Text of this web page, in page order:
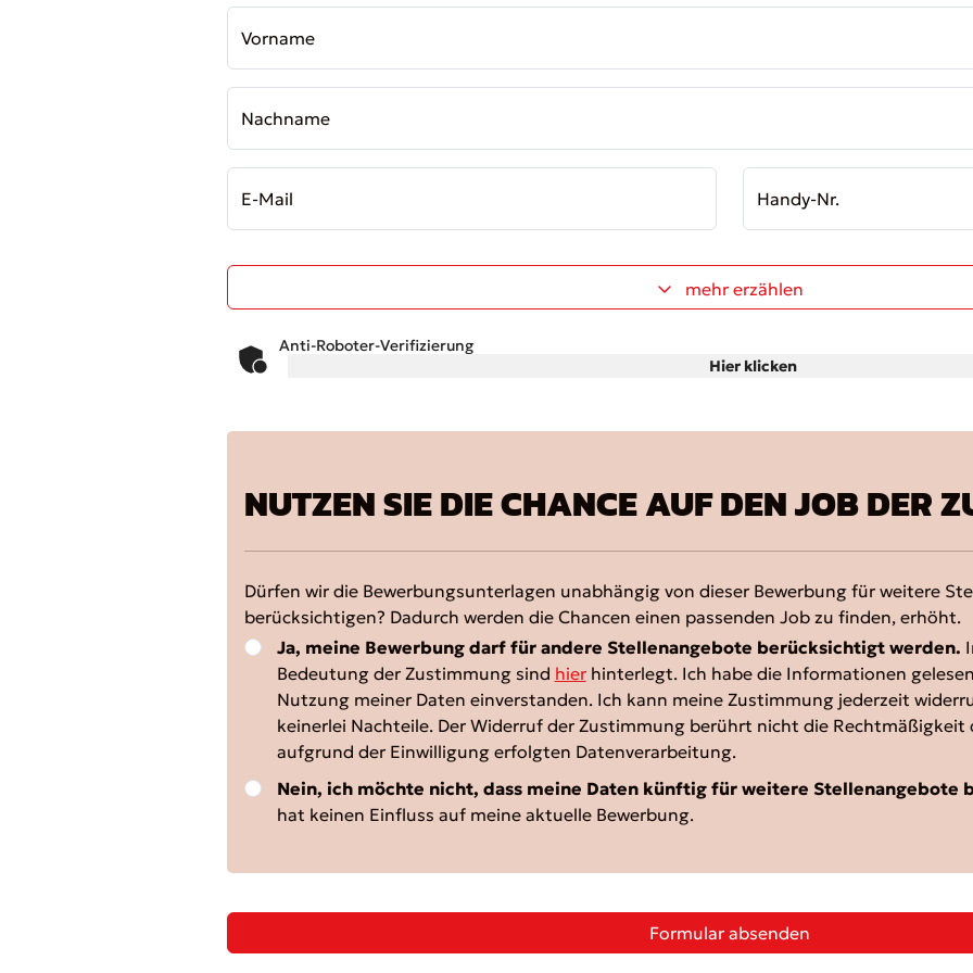
Vorname
Nachname
E-Mail Handy-Nr.
mehr erzählen
Anti-Roboter-Verifizierung
Hier klicken
NUTZEN SIE DIE CHANCE AUF DEN JOB DER
Dürfen wir die Bewerbungsunterlagen unabhängig von dieser Bewerbung für weitere
berücksichtigen? Dadurch werden die Chancen einen passenden Job zu finden, erhöht.
Ja, meine Bewerbung darf für andere Stellenangebote berücksichtigt werden.
Bedeutung der Zustimmung sind hierhinterlegt. Ich habe die Informationen
Nutzung meiner Daten einverstanden. Ich kann meine Zustimmung jederzeit
keinerlei Nachteile. Der Widerruf der Zustimmung berührt nicht die Rechtmäßigkeit
aufgrund der Einwilligung erfolgten Datenverarbeitung.
Nein, ich möchte nicht, dass meine Daten künftig für weitere Stellenangebote
hat keinen Einfluss auf meine aktuelle Bewerbung.
Formular absenden